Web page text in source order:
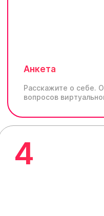
Анкета
Расскажите о себе.
вопросов
4